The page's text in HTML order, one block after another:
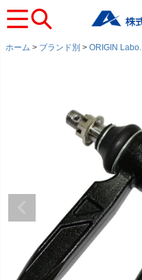
ホーム ブランド別 ORIGIN Labo.